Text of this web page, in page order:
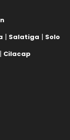
| Salatiga | Solo
| Cilacap